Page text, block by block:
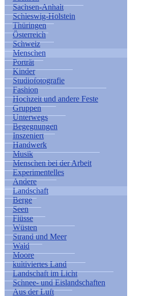
Sachsen-Anhalt
Schleswig-Holstein
Thüringen
Österreich
Schweiz
Menschen
Porträt
Kinder
Studiofotografie
Fashion
Hochzeit und andere Feste
Gruppen
Unterwegs
Begegnungen
Inszeniert
Handwerk
Musik
Menschen bei der Arbeit
Experimentelles
Andere
Landschaft
Berge
Seen
Flüsse
Wüsten
Strand und Meer
Wald
Moore
kultiviertes Land
Landschaft im Licht
Schnee- und Eislandschaften
Aus der Luft